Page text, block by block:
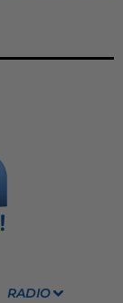
RADIO